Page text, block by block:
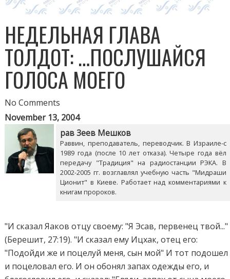
НЕДЕЛЬНАЯ ГЛАВА
ТОЛДОТ: …ПОСЛУШАЙСЯ
ГОЛОСА МОЕГО
No Comments
November 13, 2004
рав Зеев Мешков
Раввин, преподаватель, переводчик. В Израиле-с
1989 года (после 10 лет отказа). Четыре года вёл
передачу "Традиция" на радиостанции РЭКА. В
2002-2005 гг. возглавлял учебную часть "Мидраши
Ционит" в Киеве. Работает над комментариями к
книгам пророков.
"И сказал Яаков отцу своему: "Я Эсав, первенец твой..."
(Берешит, 27:19). "И сказал ему Ицхак, отец его:
"Подойди же и поцелуй меня, сын мой" И тот подошел
и поцеловал его. И он обонял запах одежды его, и